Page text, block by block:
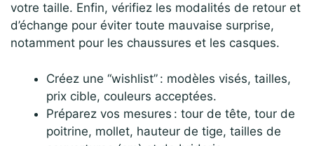
votre taille. Enfin, vérifiez les modalités de retour et
d’échange pour éviter toute mauvaise surprise,
notamment pour les chaussures et les casques.
Créez une “wishlist” : modèles visés, tailles,
prix cible, couleurs acceptées.
Préparez vos mesures : tour de tête, tour de
poitrine, mollet, hauteur de tige, tailles de